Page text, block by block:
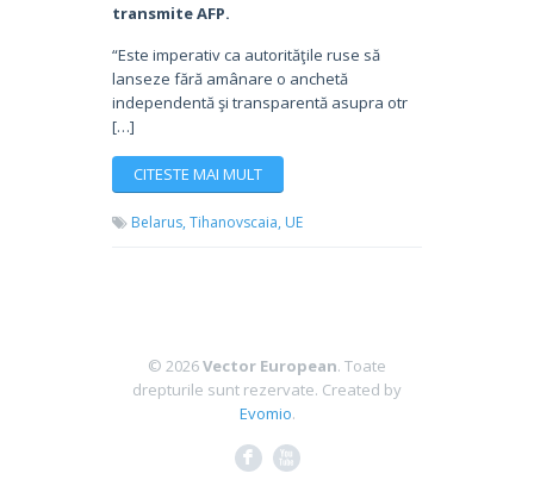
transmite AFP.
“Este imperativ ca autorităţile ruse să
lanseze fără amânare o anchetă
independentă şi transparentă asupra otr
[…]
CITESTE MAI MULT
Belarus, Tihanovscaia, UE
© 2026Vector European. Toate
drepturile sunt rezervate. Created by
Evomio.
F X